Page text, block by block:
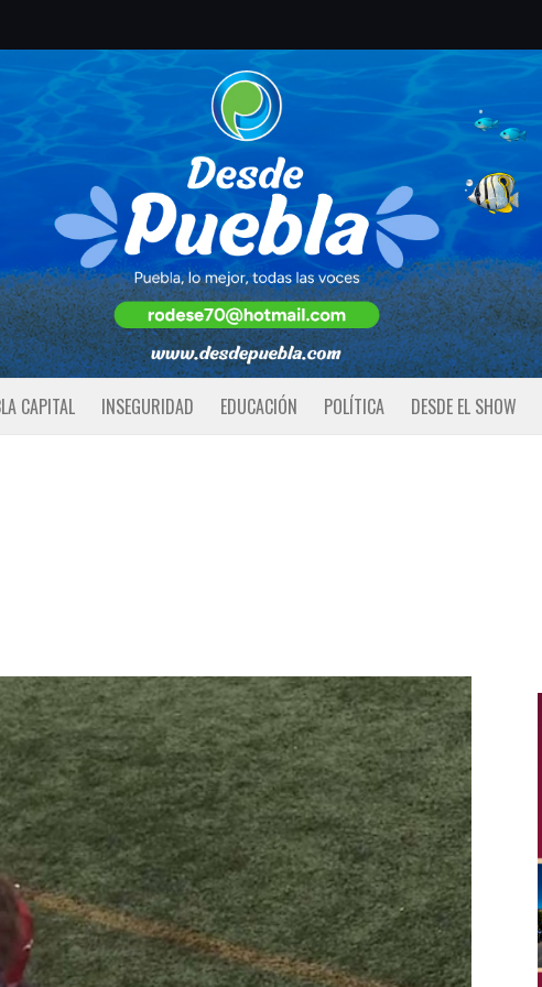
CAPITAL INSEGURIDAD EDUCACIÓN POLÍTICA DESDE EL SHOW